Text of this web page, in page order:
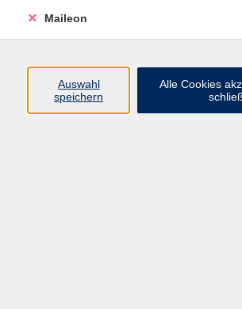
Maileon
Auswahl
speichern
Alle Cookies